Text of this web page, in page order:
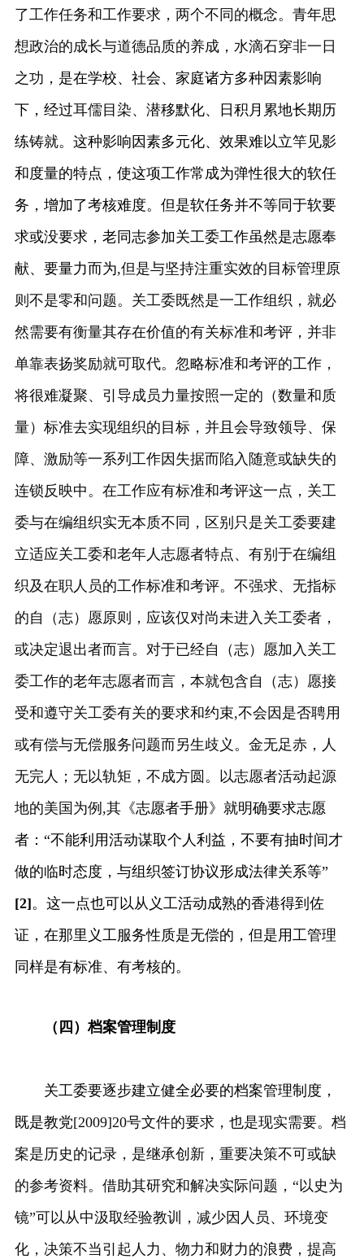
了工作任务和工作要求，两个不同的概念。青年思
想政治的成长与道德品质的养成， 水滴石穿非一日
之功， 是在学校、社会、家庭诸方多种因素影响
下，经过耳儒目染、 潜移默化、日积月累地长期历
练铸就。这种影响因素多元化、效果难以立竿见影
和度量的特点，使这项工作常成为弹性很大的软任
务，增加了考核难度。但是软任务并不等同于软要
求或没要求，老同志参加关工委工作虽然是志愿奉
献、要量力而为,但是与坚持注重实效的目标管理原
则不是零和问题。关工委既然是一工作组织，就必
然需要有衡量其存在价值的有关标准和考评，并非
单靠表扬奖励就可取代。忽略标准和考评的工作，
将很难凝聚、引导成员力量按照一定的（数量和质
量）标准去实现组织的目标，并且会导致领导、保
障、激励等一系列工作因失据而陷入随意或缺失的
连锁反映中。在工作应有标准和考评这一点，关工
委与在编组织实无本质不同，区别只是关工委要建
立适应关工委和老年人志愿者特点、有别于在编组
织及在职人员的工作标准和考评。不强求、无指标
的自（志）愿原则，应该仅对尚未进入关工委者，
或决定退出者而言。对于已经自（志）愿加入关工
委工作的老年志愿者而言，本就包含自（志）愿接
受和遵守关工委有关的要求和约束,不会因是否聘用
或有偿与无偿服务问题而另生歧义。金无足赤，人
无完人；无以轨矩，不成方圆。以志愿者活动起源
地的美国为例,其《志愿者手册》就明确要求志愿
者：“不能利用活动谋取个人利益，不要有抽时间才
做的临时态度，与组织签订协议形成法律关系等”
[2]。这一点也可以从义工活动成熟的香港得到佐
证，在那里义工服务性质是无偿的，但是用工管理
同样是有标准、有考核的。
（四）档案管理制度
关工委要逐步建立健全必要的档案管理制度，
既是教党[2009]20号文件的要求，也是现实需要。档
案是历史的记录，是继承创新，重要决策不可或缺
的参考资料。借助其研究和解决实际问题，“以史为
镜”可以从中汲取经验教训，减少因人员、环境变
化，决策不当引起人力、物力和财力的浪费，提高